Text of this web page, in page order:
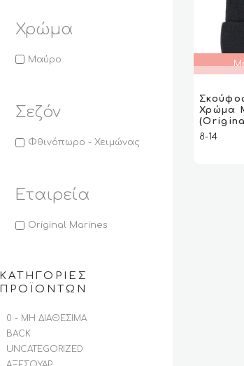
VIEW
VIEW
Χρώμα
8-14
Χρώμα
Μαύρο
Σεζόν
Φθινόπωρο - Χειμώνας
Εταιρεία
Original Marines
ΚΑΤΗΓΟΡΊΕΣ
ΠΡΟΪΌΝΤΩΝ
0 - ΜΗ ΔΙΑΘΈΣΙΜΑ
BACK
UNCATEGORIZED